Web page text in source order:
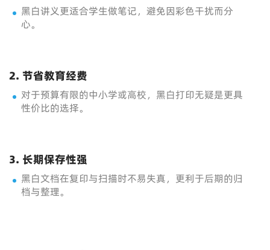
黑白讲义更适合学生做笔记，避免因彩色干扰而分
心。
2. 节省教育经费
对于预算有限的中小学或高校，黑白打印无疑是更具
性价比的选择。
3. 长期保存性强
黑白文档在复印与扫描时不易失真，更利于后期的归
档与整理。